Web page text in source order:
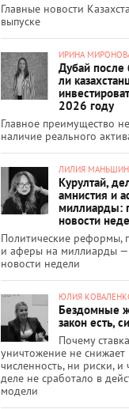
Главные новости
выпуске
ИРИНА
Дубай после
ли
2026 году
Главное преимущество
наличие реального
ЛИЛИЯ
Курултай,
амнистия и
миллиарды:
новости
Политические реформы,
и аферы на миллиарды —
новости недели
ЮЛИЯ
Бездомные
закон есть,
Почему
уничтожение не снижает
численность, ни риски, и
деле не сработало в
модели